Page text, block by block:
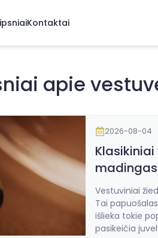
Kontaktai
apie
2026-08-04
Vestuviniai
Tai
išlieka tokie
pasikeičia